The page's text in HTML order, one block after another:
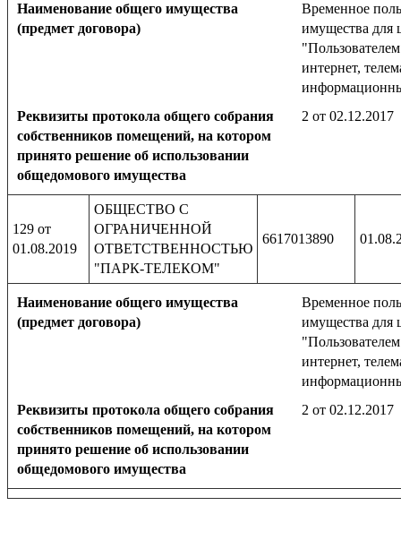
Наименование общего имущества
(предмет договора)
Временное
имущества для
интернет,
Реквизиты протокола общего собрания
собственников помещений, на котором
принято решение об использовании
общедомового имущества
2 от 02.12.2017
129 от
01.08.2019
ОБЩЕСТВО С
ОГРАНИЧЕННОЙ
ОТВЕТСТВЕННОСТЬЮ
"ПАРК-ТЕЛЕКОМ"
6617013890
Наименование общего имущества
(предмет договора)
Временное
имущества для
интернет,
Реквизиты протокола общего собрания
собственников помещений, на котором
принято решение об использовании
общедомового имущества
2 от 02.12.2017